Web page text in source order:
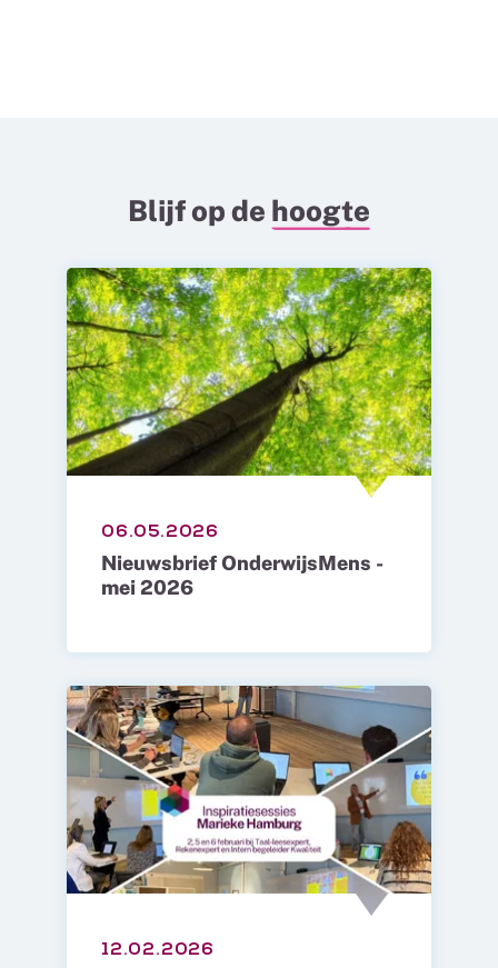
Blijf op de hoogte
06.05.2026
Nieuwsbrief OnderwijsMens -
mei 2026
12.02.2026